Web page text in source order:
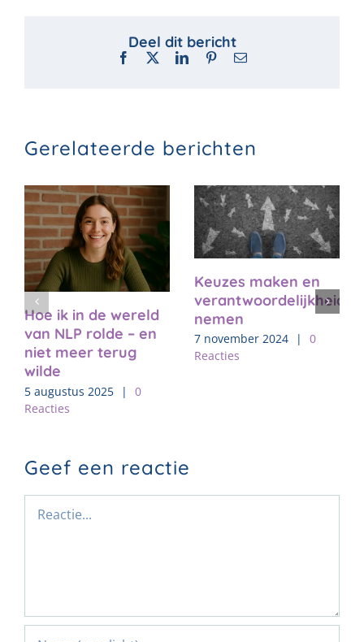
Facebook LinkedInPinterest
E-
Gerelateerde berichten
Hoe ik in de wereld
van NLP rolde – en
niet meer terug
wilde
5 augustus 2025 |
0
Reacties
Keuzes maken en
verantwoordelijkheid
nemen
7 november 2024 |
0
Reacties
Geef een reactie
Reactie